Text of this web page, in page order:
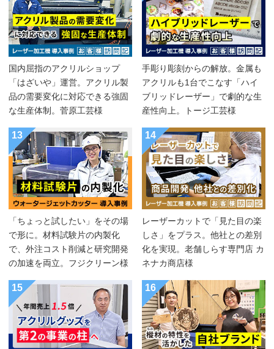
国内屈指のアクリルショップ
「はざいや」運営。アクリル製
品の需要変化に対応できる強固
な生産体制。菅原工芸様
手彫り彫刻からの解放。金属も
アクリルも1台でこなす「ハイ
ブリッドレーザー」で劇的な生
産性向上。トージ工芸様
13
「ちょっと試したい」をその場
で形に。材料試験片の内製化
で、外注コスト削減と研究開発
の加速を両立。フジクリーン様
14
レーザーカットで「見た目の楽
しさ」をプラス。他社との差別
化を実現。老舗しらす専門店 カ
ネナカ商店様
15 16